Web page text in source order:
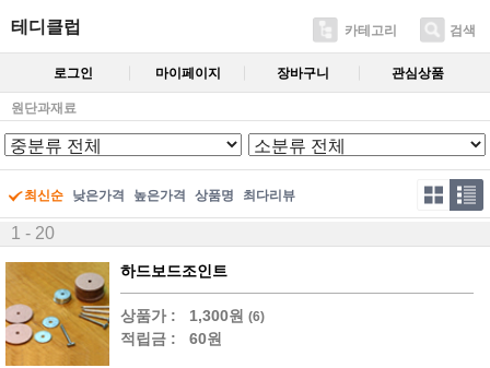
테디클럽 카테고리 검색
로그인 마이페이지 장바구니 관심상품
원단과재료
최신순 낮은가격 높은가격 상품명 최다리뷰
1 - 20
하드보드조인트
상품가 : 1,300원 (6)
적립금 : 60원